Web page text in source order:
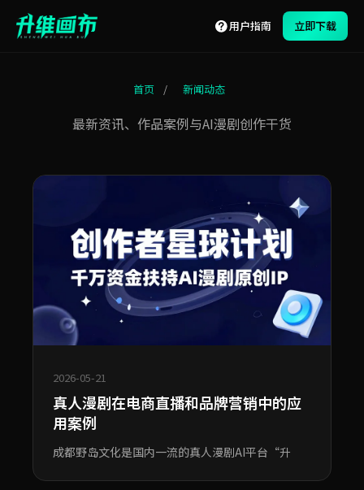
用户指南 立即下载
首页 / 新闻动态
最新资讯、作品案例与AI漫剧创作干货
2026-05-21
真人漫剧在电商直播和品牌营销中的应
用案例
成都野岛文化是国内一流的真人漫剧AI平台“升